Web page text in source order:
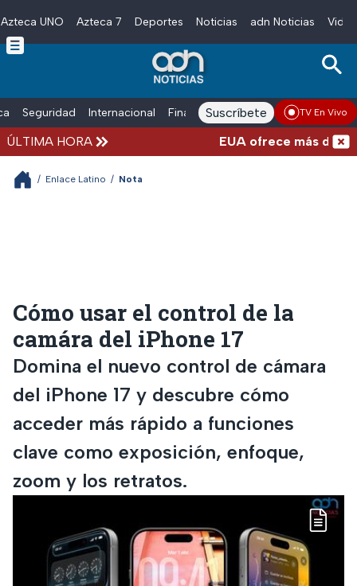
Skip to main content
Azteca UNO Azteca 7 Deportes Noticias adn Noticias
Seguridad Internacional Finanzas adn Noticias Radio
Suscríbete TV En Vivo
ÚLTIMA HORA EUA ofrece más de 100
/ Enlace Latino / Nota
Cómo usar el control de la
camára del iPhone 17
Domina el nuevo control de cámara
del iPhone 17 y descubre cómo
acceder más rápido a funciones
clave como exposición, enfoque,
zoom y los retratos.